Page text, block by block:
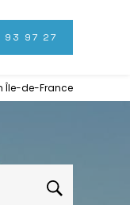
93 97 27
Île-de-France